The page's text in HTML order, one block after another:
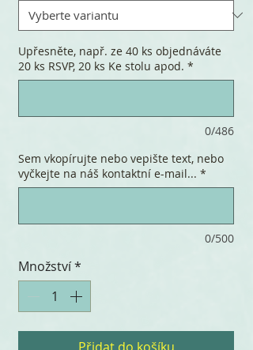
Upřesněte, např. ze 40 ks objednáváte
20 ks RSVP, 20 ks Ke stolu apod. *
0/486
Sem vkopírujte nebo vepište text, nebo
vyčkejte na náš kontaktní e-mail... *
0/500
Množství*